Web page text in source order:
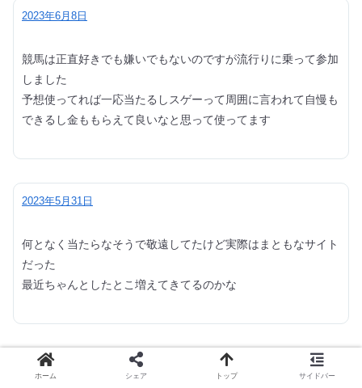
2023年6月8日
競馬は正直好きでも嫌いでもないのですが流行りに乗って参加
しました
予想使ってれば一応当たるしスゲーって周囲に言われて自慢も
できるし金ももらえて良いなと思って使ってます
2023年5月31日
何となく当たらなそうで敬遠してたけど実際はまともなサイト
だった
最近ちゃんとしたとこ増えてきてるのかな
2023年4月20日
ホーム シェア トップ サイドバー